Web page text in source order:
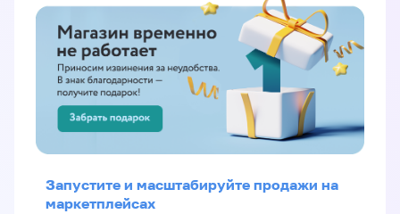
Запустите и масштабируйте продажи на
маркетплейсах